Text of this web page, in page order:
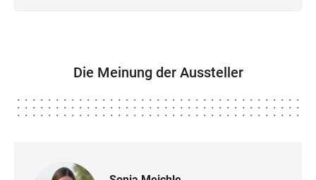
Die Meinung der Aussteller